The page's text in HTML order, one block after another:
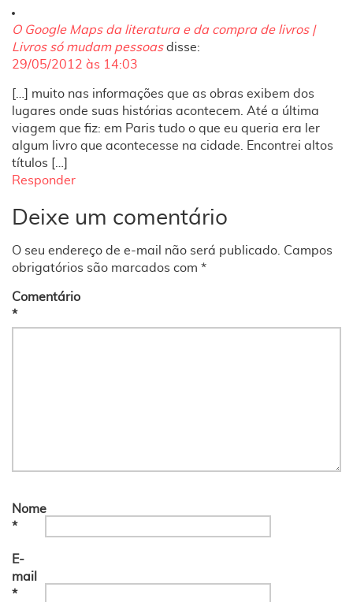
O Google Maps da literatura e da compra de livros |
Livros só mudam pessoas disse:
29/05/2012 às 14:03
[…] muito nas informações que as obras exibem dos
lugares onde suas histórias acontecem. Até a última
viagem que fiz: em Paris tudo o que eu queria era ler
algum livro que acontecesse na cidade. Encontrei altos
títulos […]
Responder
Deixe um comentário
O seu endereço de e-mail não será publicado. Campos
obrigatórios são marcados com *
Comentário
*
Nome
*
E-
mail
*